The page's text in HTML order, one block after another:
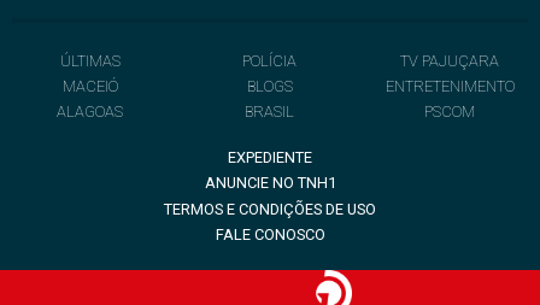
ÚLTIMAS
MACEIÓ
ALAGOAS
POLÍCIA
BLOGS
BRASIL
TV PAJUÇARA
ENTRETENIMENTO
PSCOM
EXPEDIENTE
ANUNCIE NO TNH1
TERMOS E CONDIÇÕES DE USO
FALE CONOSCO